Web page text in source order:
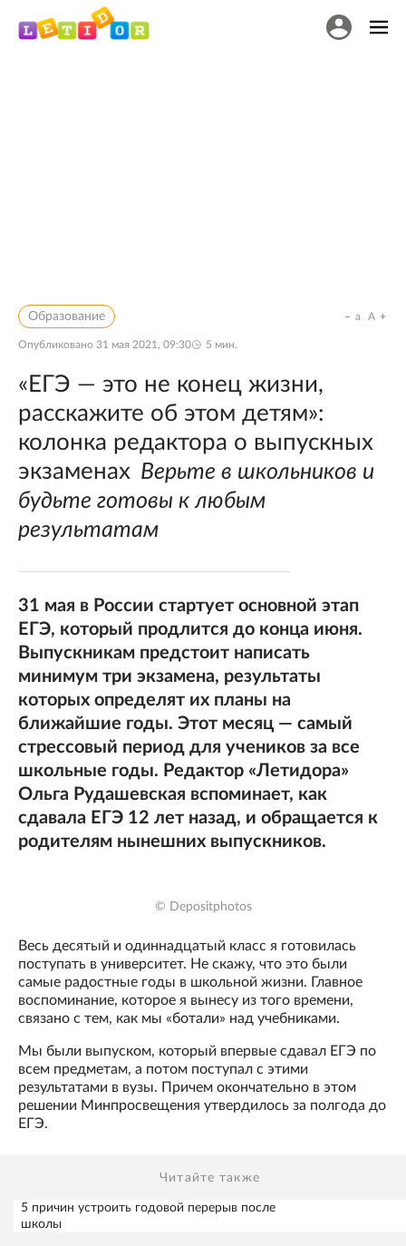
Образование
Опубликовано 31 мая 2021, 09:30 5 мин.
a A
«ЕГЭ — это не конец жизни,
расскажите об этом детям»:
колонка редактора о выпускных
экзаменах Верьте в школьников и
будьте готовы к любым
результатам
31 мая в России стартует основной этап
ЕГЭ, который продлится до конца июня.
Выпускникам предстоит написать
минимум три экзамена, результаты
которых определят их планы на
ближайшие годы. Этот месяц — самый
стрессовый период для учеников за все
школьные годы. Редактор «Летидора»
Ольга Рудашевская вспоминает, как
сдавала ЕГЭ 12 лет назад, и обращается к
родителям нынешних выпускников.
© Depositphotos
Весь десятый и одиннадцатый класс я готовилась
поступать в университет. Не скажу, что это были
самые радостные годы в школьной жизни. Главное
воспоминание, которое я вынесу из того времени,
связано с тем, как мы «ботали» над учебниками.
Мы были выпуском, который впервые сдавал ЕГЭ по
всем предметам, а потом поступал с этими
результатами в вузы. Причем окончательно в этом
решении Минпросвещения утвердилось за полгода до
ЕГЭ.
Читайте также
5 причин устроить годовой перерыв после
школы